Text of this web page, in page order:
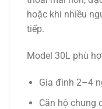
hoặc khi nhiều
tiếp.
Model 30L phù
Gia đình 2–4
Căn hộ chung